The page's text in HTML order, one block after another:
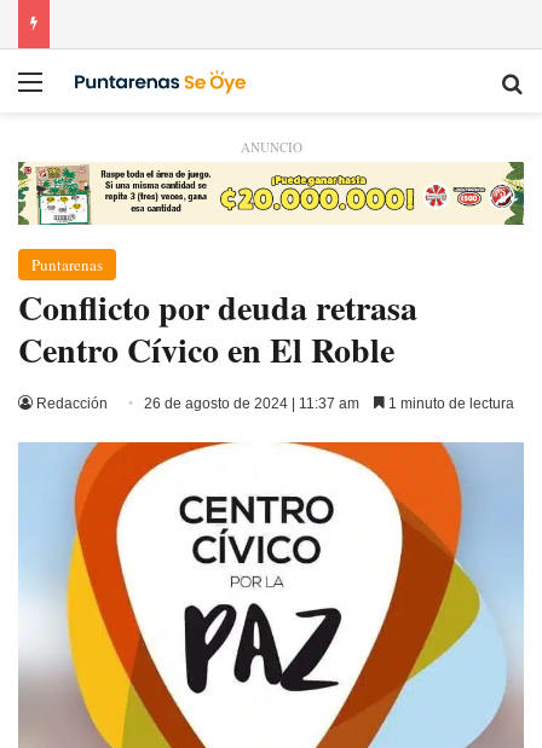
Menú
ANUNCIO
Puntarenas
Conflicto por deuda retrasa
Centro Cívico en El Roble
Redacción 26 de agosto de 2024 | 11:37 am 1 minuto de lectura